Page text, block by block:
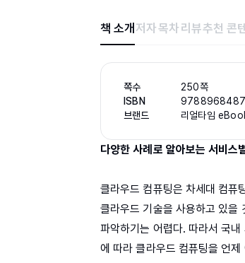
책 소개 저자목차 리뷰추천 콘
쪽수
250쪽
ISBN
브랜드
리얼타임
다양한 사례로 알아보는 서비스
클라우드 컴퓨팅은 차세대 컴퓨
클라우드 기술을 사용하고 있을
파악하기는 어렵다. 따라서 국
에 따라 클라우드 컴퓨팅을 언